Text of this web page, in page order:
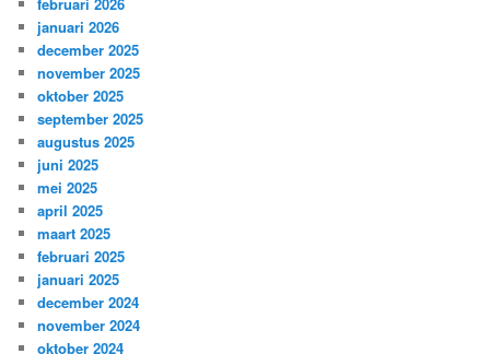
januari 2026
december 2025
november 2025
oktober 2025
september 2025
augustus 2025
juni 2025
mei 2025
april 2025
maart 2025
februari 2025
januari 2025
december 2024
november 2024
oktober 2024